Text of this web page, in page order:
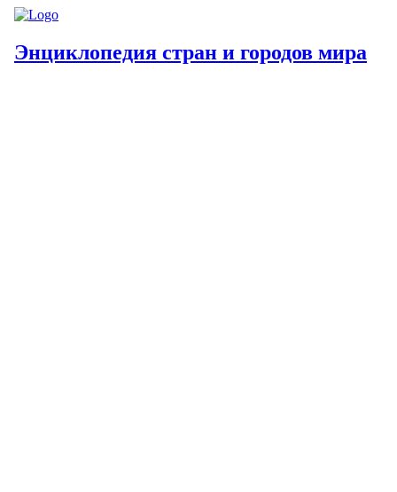
Энциклопедия стран и городов мира